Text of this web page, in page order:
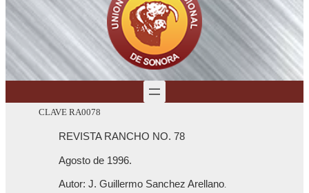
CLAVE RA0078
REVISTA RANCHO NO. 78
Agosto de 1996.
Autor: J. Guillermo Sanchez Arellano.